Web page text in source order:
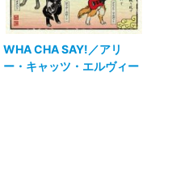
WHA CHA SAY!／アリ
ー・キャッツ・エルヴィー